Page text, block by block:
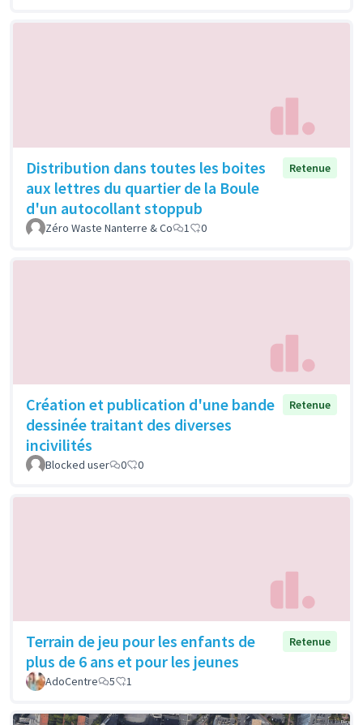
Distribution dans toutes les boites
aux lettres du quartier de la Boule
d'un autocollant stoppub
Retenue
Zéro Waste Nanterre & Co 1 0
Création et publication d'une bande
dessinée traitant des diverses
incivilités
Retenue
Blocked user 0 0
Terrain de jeu pour les enfants de
plus de 6 ans et pour les jeunes
Retenue
AdoCentre 5 1